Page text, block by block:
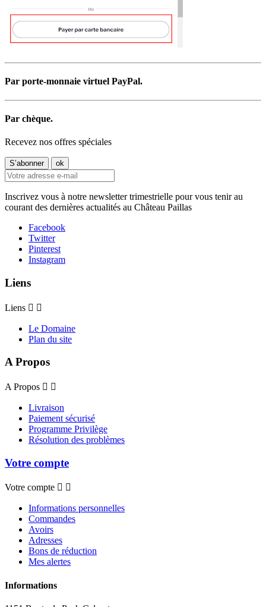
Par porte-monnaie virtuel PayPal.
Par chèque.
Recevez nos offres spéciales
Inscrivez vous à notre newsletter trimestrielle pour vous tenir au
courant des dernières actualités au Château Paillas
Facebook
Twitter
Pinterest
Instagram
Liens
Liens  
Le Domaine
Plan du site
A Propos
A Propos  
Livraison
Paiement sécurisé
Programme Privilège
Résolution des problèmes
Votre compte
Votre compte  
Informations personnelles
Commandes
Avoirs
Adresses
Bons de réduction
Mes alertes
Informations